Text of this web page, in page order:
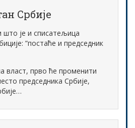
Србије
што је и списатељица
”постаће и председник
власт, прво ће променити
председника Србије,